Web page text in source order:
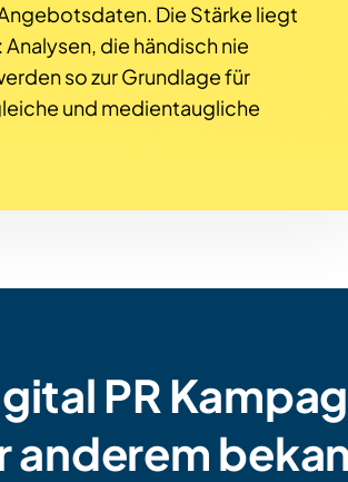
Die Stärke liegt
die händisch nie
so zur Grundlage für
und medientaugliche
PR
anderem